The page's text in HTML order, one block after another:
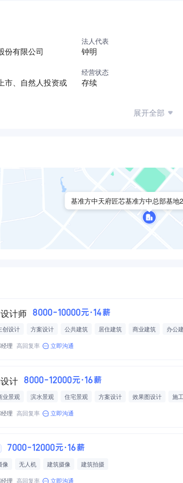
份有限公司
法人代表
钟明
市、自然人投资或
经营状态
存续
展开全部
基准方中天府匠芯基准方中总部基地
计师 8000-10000元·14薪
创设计 方案设计 公共建筑 居住建筑 商业建筑
办公
理 高回复率 立即沟通
计 8000-12000元·16薪
业景观 滨水景观 住宅景观 方案设计 效果图设计
施
理 高回复率 立即沟通
7000-12000元·16薪
像 无人机 建筑摄像
建筑拍摄
理 高回复率 立即沟通